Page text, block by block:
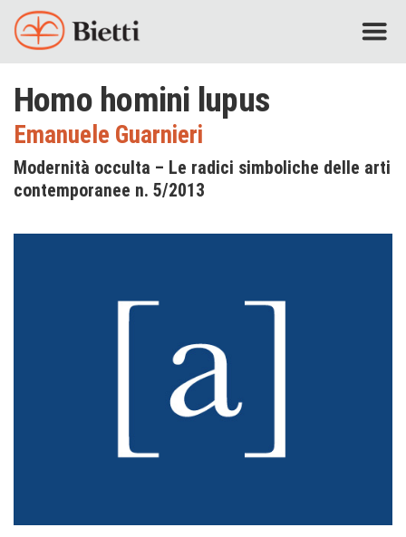
Homo homini lupus
Emanuele Guarnieri
Modernità occulta – Le radici simboliche delle arti
contemporanee n. 5/2013